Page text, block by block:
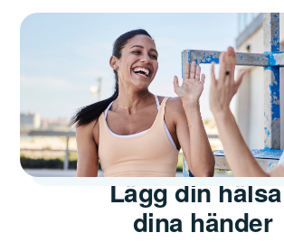
Lägg din
dina händer